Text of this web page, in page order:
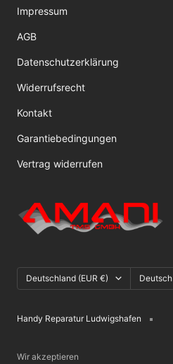
Impressum
AGB
Datenschutzerklärung
Widerrufsrecht
Kontakt
Garantiebedingungen
Vertrag widerrufen
Land/Region
Deutschland (EUR €) Sprache
Deutsch
Handy Reparatur Ludwigshafen
Wir akzeptieren